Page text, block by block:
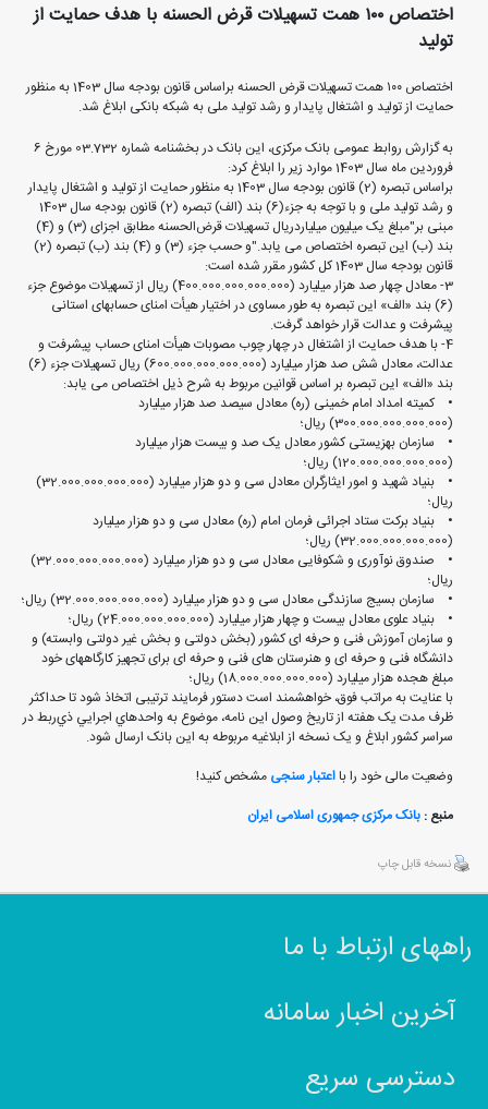
اختصاص ۱۰۰ همت تسهیلات قرض الحسنه با هدف حمایت از
تولید
اختصاص ۱۰۰ همت تسهیلات قرض الحسنه براساس قانون بودجه سال 1403 به منظور
حمایت از تولید و اشتغال پایدار و رشد تولید ملی به شبکه بانکی ابلاغ شد.
به گزارش روابط عمومی بانک مرکزی، این بانک در بخشنامه شماره 03.732 مورخ 6
فروردین ماه سال 1403 موارد زیر را ابلاغ کرد:
براساس تبصره (2) قانون بودجه سال 1403 به منظور حمایت از تولید و اشتغال پایدار
و رشد تولید ملی و با توجه به جزء(6) بند (الف) تبصره (2) قانون بودجه سال 1403
مبنی بر"مبلغ یک میلیون میلیاردریال تسهیلات قرض‌الحسنه مطابق اجزای (3) و (4)
بند (ب) این تبصره اختصاص می یابد."و حسب جزء (3) و (4) بند (ب) تبصره (2)
قانون بودجه سال 1403 کل کشور مقرر شده است:
3‏- معادل چهار صد هزار میلیارد (400.000.000.000.000) ریال از تسهیلات موضوع جزء
(6) بند «الف» این تبصره به طور مساوی در اختیار هیأت امنای حسابهای استانی
پیشرفت و عدالت قرار خواهد گرفت.
4‏- با هدف حمایت از اشتغال در چهار چوب مصوبات هیأت امنای حساب پیشرفت و
عدالت، معادل شش صد هزار میلیارد (600.000.000.000.000) ریال تسهیلات جزء (6)
بند «الف» این تبصره بر اساس قوانین مربوط به شرح ذیل اختصاص می یابد:
• کمیته امداد امام خمینی (ره) معادل سیصد صد هزار میلیارد
(300.000.000.000.000) ریال؛
• سازمان بهزیستی کشور معادل یک صد و بیست هزار میلیارد
(120.000.000.000.000) ریال؛
• بنیاد شهید و امور ایثارگران معادل سی و دو هزار میلیارد (32.000.000.000.000)
ریال؛
• بنیاد برکت ستاد اجرائی فرمان امام (ره) معادل سی و دو هزار میلیارد
(32.000.000.000.000) ریال؛
• صندوق نوآوری و شکوفایی معادل سی و دو هزار میلیارد (32.000.000.000.000)
ریال؛
• سازمان بسیج سازندگی معادل سی و دو هزار میلیارد (32.000.000.000.000) ریال؛
• بنیاد علوی معادل بیست و چهار هزار میلیارد (24.000.000.000.000) ریال؛
و سازمان آموزش فنی و حرفه ای کشور (بخش دولتی و بخش غیر دولتی وابسته) و
دانشگاه فنی و حرفه ای و هنرستان های فنی و حرفه ای برای تجهیز کارگاههای خود
مبلغ هجده هزار میلیارد (18.000.000.000.000) ریال؛
با عنايت به مراتب فوق، خواهشمند است دستور فرمايند ترتيبی اتخاذ شود تا حداکثر
ظرف مدت يک هفته از تاريخ وصول اين نامه، موضوع به واحدهاي اجرايي ذي‌ربط در
سراسر کشور ابلاغ و يک نسخه از ابلاغيه مربوطه به اين بانک ارسال شود.‏
وضعیت مالی خود را بااعتبار سنجی مشخص کنید!
منبع : بانک مرکزی جمهوری اسلامی ایران
نسخه قابل چاپ
راههای ارتباط با ما
آخرین اخبار سامانه
دسترسی سریع